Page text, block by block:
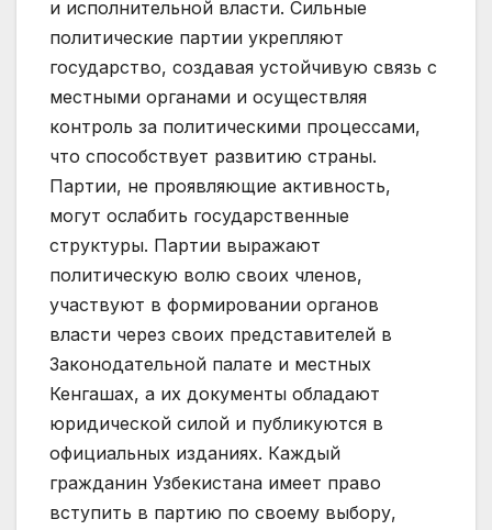
и исполнительной власти. Сильные
политические партии укрепляют
государство, создавая устойчивую связь с
местными органами и осуществляя
контроль за политическими процессами,
что способствует развитию страны.
Партии, не проявляющие активность,
могут ослабить государственные
структуры. Партии выражают
политическую волю своих членов,
участвуют в формировании органов
власти через своих представителей в
Законодательной палате и местных
Кенгашах, а их документы обладают
юридической силой и публикуются в
официальных изданиях. Каждый
гражданин Узбекистана имеет право
вступить в партию по своему выбору,